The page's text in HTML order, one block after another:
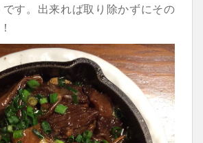
す。出来れば取り除かずにその